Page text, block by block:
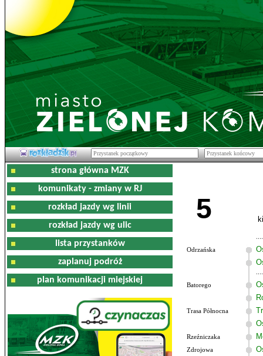
strona główna MZK
komunikaty - zmiany w RJ
rozkład jazdy wg linii
rozkład jazdy wg ulic
lista przystanków
zaplanuj podróż
plan komunikacji miejskiej
5
Odrzańska
Batorego
Trasa Północna
Rzeźniczaka
Zdrojowa